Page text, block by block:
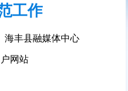
工作
海丰县融媒体中心
网站